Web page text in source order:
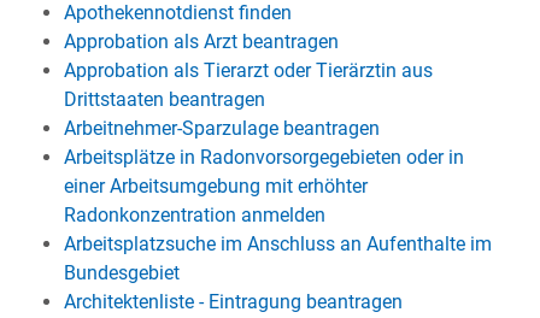
Apothekennotdienst finden
Approbation als Arzt beantragen
Approbation als Tierarzt oder Tierärztin aus
Drittstaaten beantragen
Arbeitnehmer-Sparzulage beantragen
Arbeitsplätze in Radonvorsorgegebieten oder in
einer Arbeitsumgebung mit erhöhter
Radonkonzentration anmelden
Arbeitsplatzsuche im Anschluss an Aufenthalte im
Bundesgebiet
Architektenliste - Eintragung beantragen